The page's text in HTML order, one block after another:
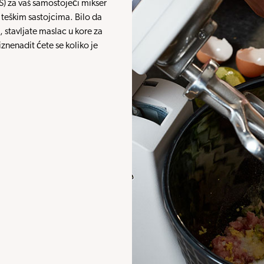
za vaš samostojeći mikser
sastojcima. Bilo da
maslac u kore za
ćete se koliko je